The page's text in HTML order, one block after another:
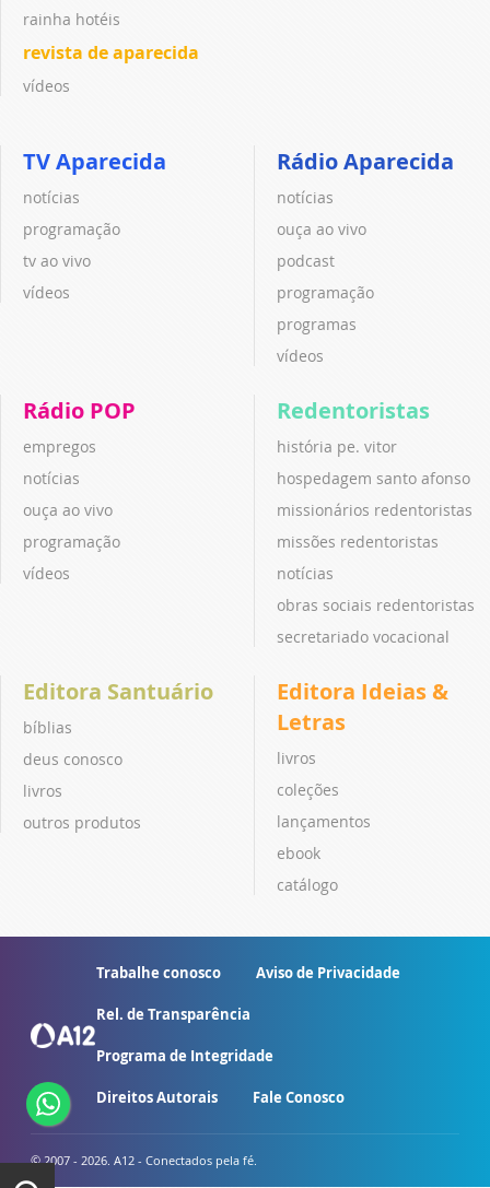
rainha hotéis
revista de aparecida
vídeos
TV Aparecida
notícias
programação
tv ao vivo
vídeos
Rádio Aparecida
notícias
ouça ao vivo
podcast
programação
programas
vídeos
Rádio POP
empregos
notícias
ouça ao vivo
programação
vídeos
Redentoristas
história pe. vitor
hospedagem santo afonso
missionários redentoristas
missões redentoristas
notícias
obras sociais redentoristas
secretariado vocacional
Editora Santuário
bíblias
deus conosco
livros
outros produtos
Editora Ideias &
Letras
livros
coleções
lançamentos
ebook
catálogo
Trabalhe conosco Aviso de Privacidade
Rel. de Transparência
Programa de Integridade
Direitos Autorais Fale Conosco
© 2007 - 2026. A12 - Conectados pela fé.